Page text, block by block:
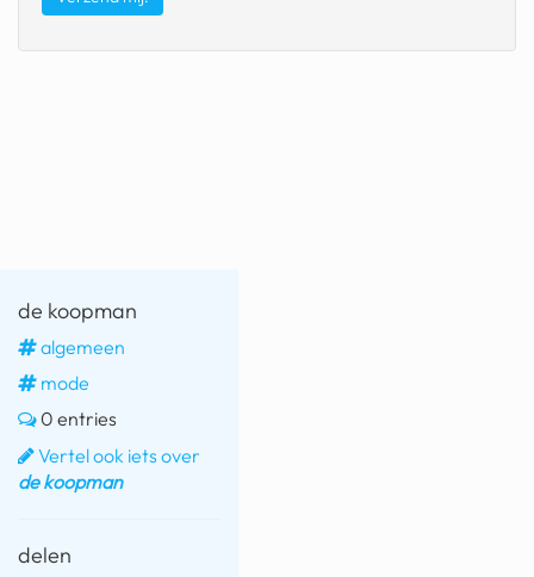
duitsland
chevrolet mohawk
de koopman
algemeen
mode
0 entries
Vertel ook iets over
de koopman
delen